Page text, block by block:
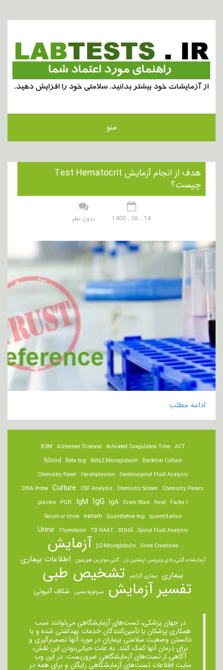
منو
هدف از انجام آزمایش Test Hematocrit
چیست؟
14 ، 06 ، 1400 بدون نظر
ادامه مطلب
ACT
Activated Coagulation Time
Alzheimer Disease
B2M
Bacterial Culture
Beta2 Microglobulin
Beta hcg
blood
Cerebrospinal Fluid Analysis
Ceruloplasmin
Chemistry Panel
Chemistry Panels
Chemistry Screen
CSF Analysis
Culture
DNA Probe
Factor I
fecal
Gram Stain
IgA
IgG
IgM
PCR
plasma
quantitative
Quantitative hcg
serum
Serum or Urine
Spinal Fluid Analysis
stool
TB NAAT
Thymotaxin
Urine
Urine Creatinine
β2-Microglobulin آزمایش
آزمایشات آنتی بادی ویروس اپشتین بار آنتی مولرین هورمون اطلاعات بیماری
بیماری بیماری آلزایمر تشخیص طبی
تفسیر آزمایش سرولوپلاسمین شکاف آنیونی
در جهان پزشکی، تست‌های آزمایشگاهی می‌توانند سبب
همکاری پزشکان یا تأمین‌کنندگان خدمات بهداشتی شده و با
دانستن وضعیت سلامتی بیماران در مورد آنها تصمیم‌گیری و
برای درمان ‌آنها کمک کنند. به علت حیاتی‌بودن این نقش،
آگاهی از تست‌های آزمایشگاهی ضروریست. در این وب
سایت اطلاعات تست‌های آزمایشگاهی رایگان و برای همه در